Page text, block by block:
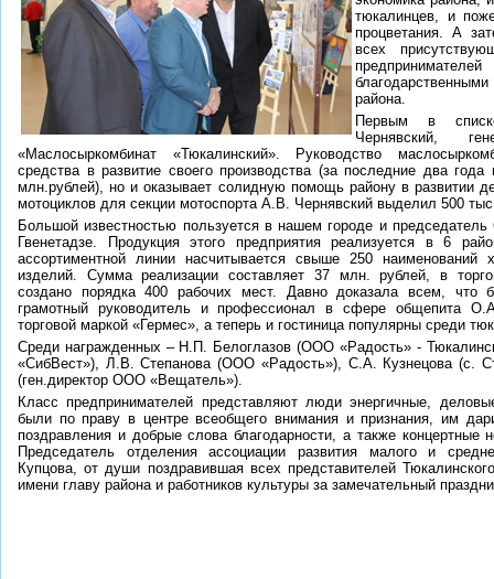
тюкалинцев, и
процветания. А
всех
района.
Первым в
Чернявский,
«Маслосыркомбинат «Тюкалинский». Руководство
средства в развитие своего производства (за последние два
млн.рублей), но и оказывает солидную помощь району в развитии
мотоциклов для секции мотоспорта А.В. Чернявский выделил 500
Большой известностью пользуется в нашем городе и
Гвенетадзе. Продукция этого предприятия реализуется в 6
ассортиментной линии насчитывается свыше 250 наименований
изделий. Сумма реализации составляет 37 млн. рублей, в
создано порядка 400 рабочих мест. Давно доказала всем, что
грамотный руководитель и профессионал в сфере общепита
торговой маркой «Гермес», а теперь и гостиница популярны среди
Среди награжденных – Н.П. Белоглазов (ООО «Радость» -
«СибВест»), Л.В. Степанова (ООО «Радость»), С.А. Кузнецова (с.
(ген.директор ООО «Вещатель»).
Класс предпринимателей представляют люди энергичные,
были по праву в центре всеобщего внимания и признания, им
поздравления и добрые слова благодарности, а также концертные
Председатель отделения ассоциации развития малого и
Купцова, от души поздравившая всех представителей
имени главу района и работников культуры за замечательный